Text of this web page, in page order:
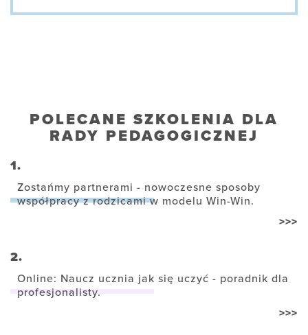
POLECANE SZKOLENIA DLA
RADY PEDAGOGICZNEJ
1.
Zostańmy partnerami - nowoczesne sposoby
współpracy z rodzicami w modelu Win-Win.
>>>
2.
Online: Naucz ucznia jak się uczyć - poradnik dla
profesjonalisty.
>>>